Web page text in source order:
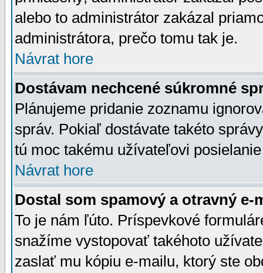
alebo to administrátor zakázal
administrátora, prečo tomu tak je.
Návrat hore
Dostávam nechcené súkromné
Plánujeme pridanie zoznamu
správ. Pokiaľ dostávate takéto
tú moc takému užívateľovi
Návrat hore
Dostal som spamový a otravný e-
To je nám ľúto. Príspevkové
snažíme vystopovať takéhoto
zaslať mu kópiu e-mailu, ktorý ste